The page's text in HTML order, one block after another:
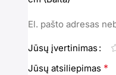
El. pašto adresas
Jūsų įvertinimas
Jūsų atsiliepimas *